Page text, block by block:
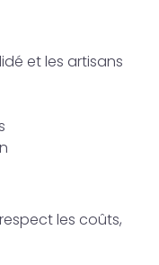
et les artisans
les coûts,